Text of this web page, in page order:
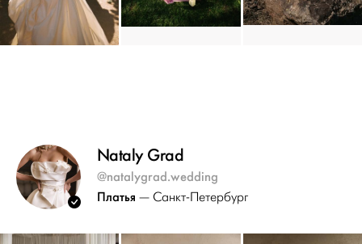
Nataly Grad
@natalygrad.wedding
Платья — Санкт-Петербург